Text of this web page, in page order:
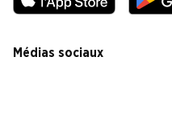
Médias sociaux